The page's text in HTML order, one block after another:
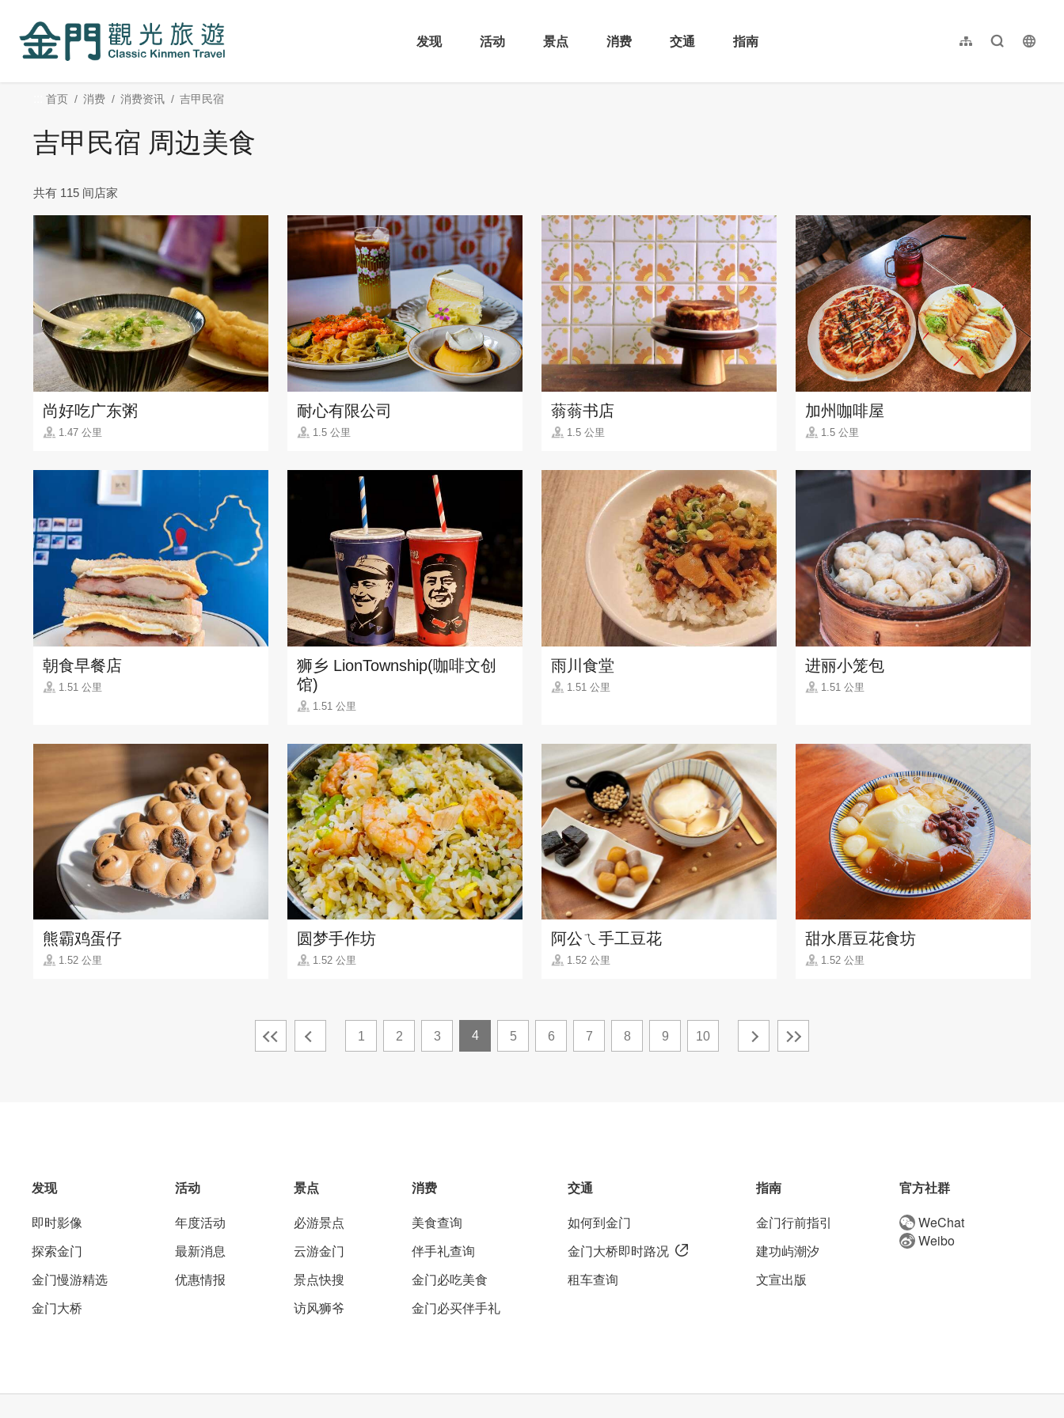
内
发现
活动 景点 消费 交通 指南 网站导览全文检索
繁體中文
首页 消费 消费资讯 吉甲民宿
吉甲民宿 周边美食
共有 115 间店家
尚好吃广东粥
1.47 公里
耐心有限公司
1.5 公里
蓊蓊书店
1.5 公里
加州咖啡屋
1.5 公里
朝食早餐店
1.51 公里
狮乡 LionTownship(咖啡文创
馆)
1.51 公里
雨川食堂
1.51 公里
进丽小笼包
1.51 公里
熊霸鸡蛋仔
1.52 公里
圆梦手作坊
1.52 公里
阿公ㄟ手工豆花
1.52 公里
甜水厝豆花食坊
1.52 公里
1 2 3 4 5 6 7 8 9 10
发现
即时影像
探索金门
金门慢游精选
金门大桥
活动
年度活动
最新消息
优惠情报
景点
必游景点
云游金门
景点快搜
访风狮爷
消费
美食查询
伴手礼查询
金门必吃美食
金门必买伴手礼
交通
如何到金门
金门大桥即时路况
租车查询
指南
金门行前指引
建功屿潮汐
文宣出版
官方社群
WeChat
Weibo